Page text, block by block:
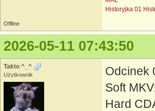
Historyjka 01
Offline
2026-05-11 07:43:50
Takto ^_^
Użytkownik
Odcinek
Soft
Hard